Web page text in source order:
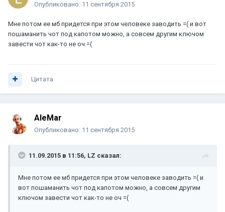
Опубликовано: 11 сентября 2015
Мне потом ее мб придется при этом человеке заводить =( и вот
пошаманить чот под капотом можно, а совсем другим ключом
завести чот как-то не оч =(
Цитата
AleMar
Опубликовано: 11 сентября 2015
11.09.2015 в 11:56, LZ сказал:
Мне потом ее мб придется при этом человеке заводить =( и
вот пошаманить чот под капотом можно, а совсем другим
ключом завести чот как-то не оч =(